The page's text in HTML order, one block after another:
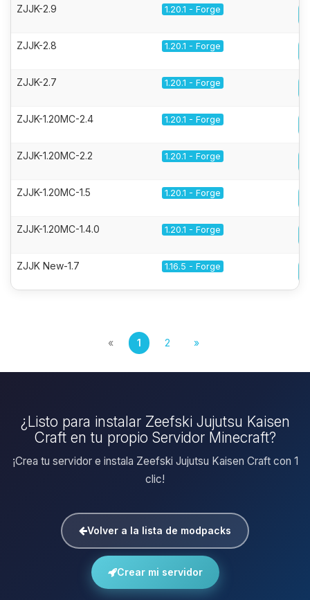
ZJJK-2.9 1.20.1 - Forge
ZJJK-2.8 1.20.1 - Forge
ZJJK-2.7 1.20.1 - Forge
ZJJK-1.20MC-2.4 1.20.1 - Forge
ZJJK-1.20MC-2.2 1.20.1 - Forge
ZJJK-1.20MC-1.5 1.20.1 - Forge
ZJJK-1.20MC-1.4.0 1.20.1 - Forge
ZJJK New-1.7 1.16.5 - Forge
« 1 2 »
¿Listo para instalar Zeefski Jujutsu Kaisen
Craft en tu propio Servidor Minecraft?
¡Crea tu servidor e instala Zeefski Jujutsu Kaisen Craft con 1
clic!
Volver a la lista de modpacks
Crear mi servidor